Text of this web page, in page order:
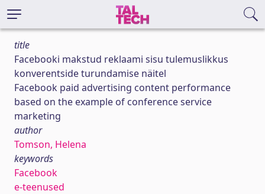
title
Facebooki makstud reklaami sisu tulemuslikkus
konverentside turundamise näitel
Facebook paid advertising content performance
based on the example of conference service
marketing
author
Tomson, Helena
keywords
Facebook
e-teenused